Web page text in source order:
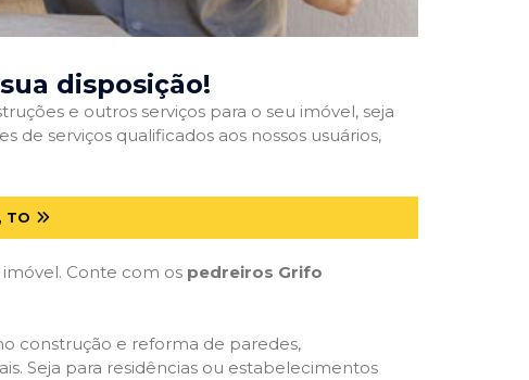
disposição!
e outros serviços para o seu imóvel, seja
serviços qualificados aos nossos usuários,
TO
Conte com os pedreiros Grifo
construção e reforma de paredes,
Seja para residências ou estabelecimentos